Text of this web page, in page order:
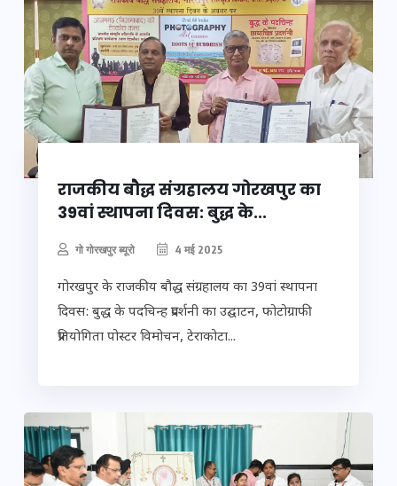
राजकीय बौद्ध संग्रहालय गोरखपुर का
39वां स्थापना दिवस: बुद्ध के...
गो गोरखपुर ब्यूरो 4 मई 2025
गोरखपुर के राजकीय बौद्ध संग्रहालय का 39वां स्थापना
दिवस: बुद्ध के पदचिन्ह प्रदर्शनी का उद्घाटन, फोटोग्राफी
प्रतियोगिता पोस्टर विमोचन, टेराकोटा...